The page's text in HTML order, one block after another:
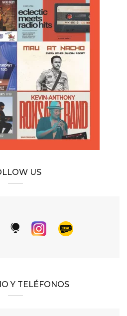
US
Y TELÉFONOS